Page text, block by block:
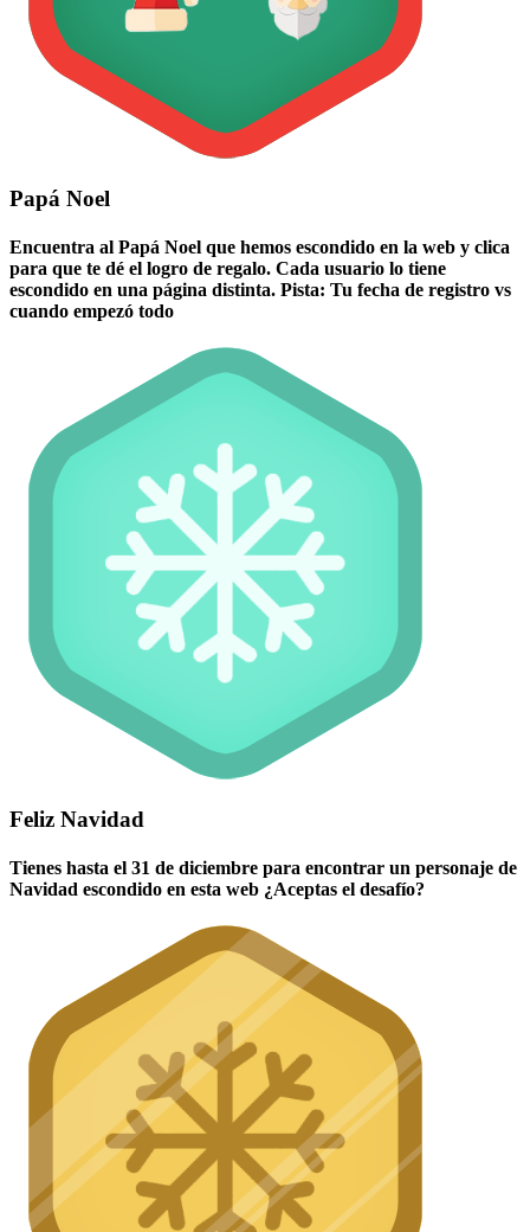
Papá Noel
Encuentra al Papá Noel que hemos escondido en la web y clica
para que te dé el logro de regalo. Cada usuario lo tiene
escondido en una página distinta. Pista: Tu fecha de registro vs
cuando empezó todo
Feliz Navidad
Tienes hasta el 31 de diciembre para encontrar un personaje de
Navidad escondido en esta web ¿Aceptas el desafío?